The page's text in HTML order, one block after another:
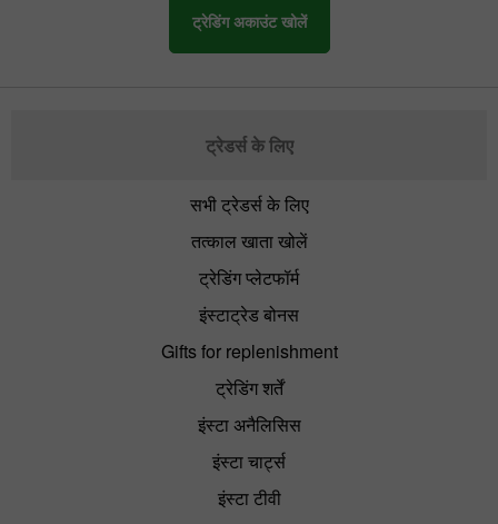
ट्रेडिंग अकाउंट खोलें
ट्रेडर्स के लिए
सभी ट्रेडर्स के लिए
तत्काल खाता खोलें
ट्रेडिंग प्लेटफॉर्म
इंस्टाट्रेड बोनस
Gifts for replenishment
ट्रेडिंग शर्तें
इंस्टा अनैलिसिस
इंस्टा चार्ट्स
इंस्टा टीवी